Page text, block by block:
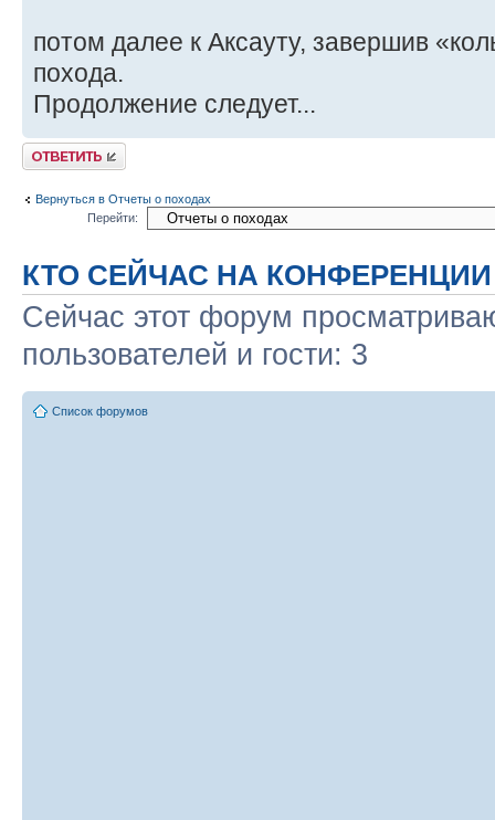
потом далее к Аксауту, завершив
похода.
Продолжение следует...
Ответить
Вернуться в Отчеты о походах
Перейти:
КТО СЕЙЧАС НА КОНФЕРЕНЦИИ
Сейчас этот форум
пользователей и гости: 3
Список форумов